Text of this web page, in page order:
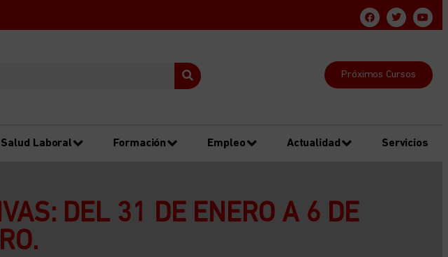
Próximos Cursos
Salud Laboral Formación Empleo Actualidad Servicios
DEL 31 DE ENERO A 6 DE